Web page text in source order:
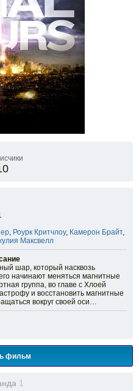
, Роурк Критчлоу, Камерон Брайт,
Максвелл
шар, который насквозь
начинают меняться магнитные
группа, во главе с Хлоей
и восстановить магнитные
вокруг своей оси…
фильм
1